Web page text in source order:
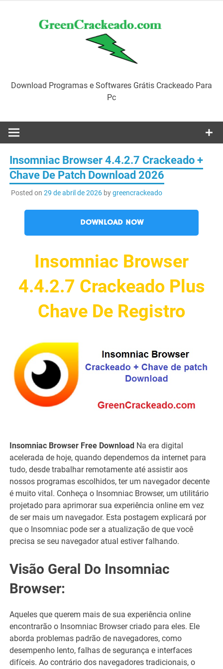
Download Programas e Softwares Grátis Crackeado Para
Pc
Insomniac Browser 4.4.2.7 Crackeado +
Chave De Patch Download 2026
Posted on 29 de abril de 2026bygreencrackeado
DOWNLOAD NOW
Insomniac Browser
4.4.2.7 Crackeado Plus
Chave De Registro
Insomniac Browser Free Download Na era digital
acelerada de hoje, quando dependemos da internet para
tudo, desde trabalhar remotamente até assistir aos
nossos programas escolhidos, ter um navegador decente
é muito vital. Conheça o Insomniac Browser, um utilitário
projetado para aprimorar sua experiência online em vez
de ser mais um navegador. Esta postagem explicará por
que o Insomniac pode ser a atualização de que você
precisa se seu navegador atual estiver falhando.
Visão Geral Do Insomniac
Browser:
Aqueles que querem mais de sua experiência online
encontrarão o Insomniac Browser criado para eles. Ele
aborda problemas padrão de navegadores, como
desempenho lento, falhas de segurança e interfaces
difíceis. Ao contrário dos navegadores tradicionais, o